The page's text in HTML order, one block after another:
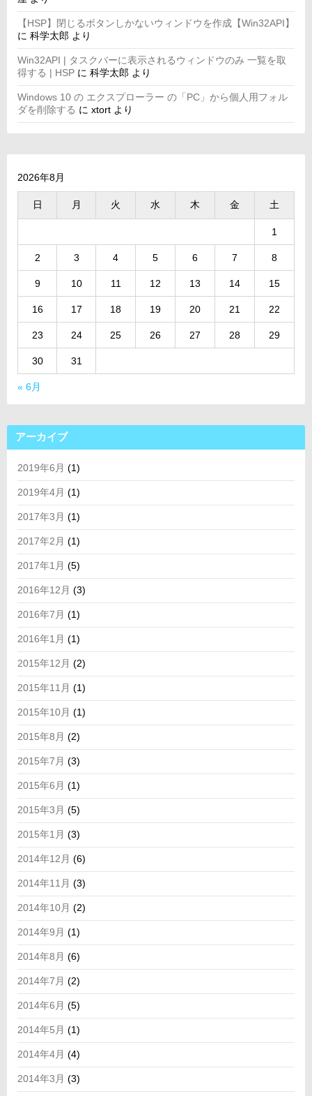
【HSP】閉じるボタンしかないウィンドウを作成【Win32API】
に 科学太郎 より
Win32API | タスクバーに表示されるウィンドウのみ 一覧を取
得する | HSP に 科学太郎 より
Windows 10 の エクスプローラー の「PC」から個人用フォル
ダを削除する に xtort より
2026年8月
日 月 火 水 木 金 土
1
2 3 4 5 6 7 8
9 10 11 12 13 14 15
16 17 18 19 20 21 22
23 24 25 26 27 28 29
30 31
« 6月
アーカイブ
2019年6月 (1)
2019年4月 (1)
2017年3月 (1)
2017年2月 (1)
2017年1月 (5)
2016年12月 (3)
2016年7月 (1)
2016年1月 (1)
2015年12月 (2)
2015年11月 (1)
2015年10月 (1)
2015年8月 (2)
2015年7月 (3)
2015年6月 (1)
2015年3月 (5)
2015年1月 (3)
2014年12月 (6)
2014年11月 (3)
2014年10月 (2)
2014年9月 (1)
2014年8月 (6)
2014年7月 (2)
2014年6月 (5)
2014年5月 (1)
2014年4月 (4)
2014年3月 (3)